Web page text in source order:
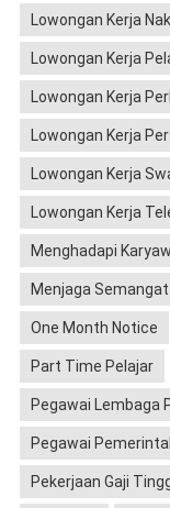
Lowongan Kerja
Lowongan Kerja
Lowongan Kerja
Lowongan Kerja
Lowongan Kerja
Lowongan Kerja
Menghadapi
Menjaga Semangat
One Month Notice
Part Time Pelajar
Pegawai Lembaga
Pegawai
Pekerjaan Gaji